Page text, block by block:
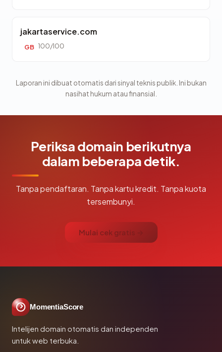
jakartaservice.com
GB 100/100
Laporan ini dibuat otomatis dari sinyal teknis publik. Ini bukan
nasihat hukum atau finansial.
Periksa domain berikutnya
dalam beberapa detik.
Tanpa pendaftaran. Tanpa kartu kredit. Tanpa kuota
tersembunyi.
Mulai cek gratis →
MomentiaScore
Intelijen domain otomatis dan independen
untuk web terbuka.